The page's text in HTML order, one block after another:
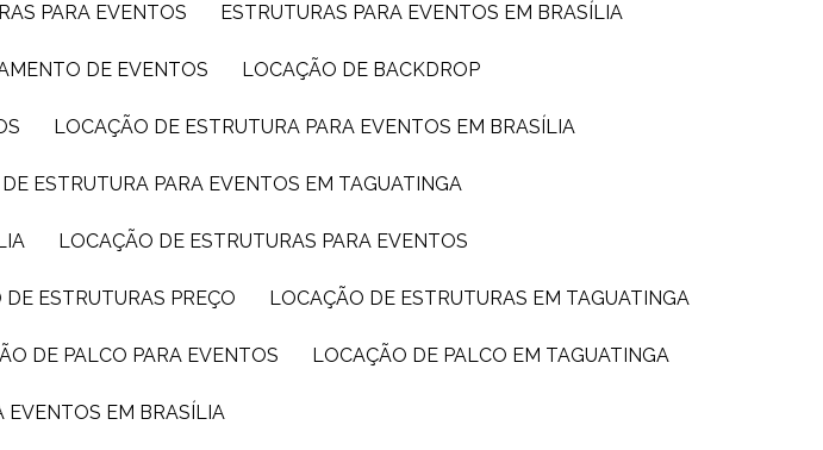
PARA EVENTOS ESTRUTURAS PARA EVENTOS EM BRASÍLIA
DE EVENTOS LOCAÇÃO DE BACKDROP
LOCAÇÃO DE ESTRUTURA PARA EVENTOS EM BRASÍLIA
DE ESTRUTURA PARA EVENTOS EM TAGUATINGA
LOCAÇÃO DE ESTRUTURAS PARA EVENTOS
DE ESTRUTURAS PREÇO LOCAÇÃO DE ESTRUTURAS EM TAGUATINGA
DE PALCO PARA EVENTOS LOCAÇÃO DE PALCO EM TAGUATINGA
EVENTOS EM BRASÍLIA